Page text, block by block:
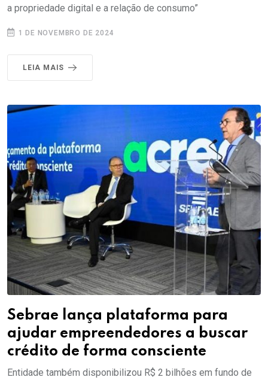
a propriedade digital e a relação de consumo”
1 DE NOVEMBRO DE 2024
LEIA MAIS
Sebrae lança plataforma para
ajudar empreendedores a buscar
crédito de forma consciente
Entidade também disponibilizou R$ 2 bilhões em fundo de